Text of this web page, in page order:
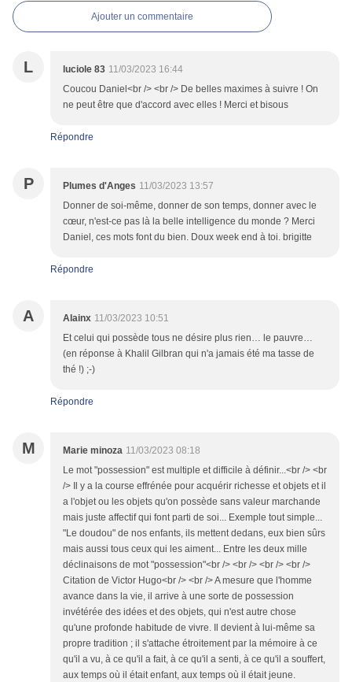
Ajouter un commentaire
L luciole 83 11/03/2023 16:44
Coucou Daniel<br /> <br /> De belles maximes à suivre ! On
ne peut être que d'accord avec elles ! Merci et bisous
Répondre
P Plumes d'Anges 11/03/2023 13:57
Donner de soi-même, donner de son temps, donner avec le
cœur, n'est-ce pas là la belle intelligence du monde ? Merci
Daniel, ces mots font du bien. Doux week end à toi. brigitte
Répondre
A Alainx 11/03/2023 10:51
Et celui qui possède tous ne désire plus rien… le pauvre…
(en réponse à Khalil Gilbran qui n'a jamais été ma tasse de
thé !) ;-)
Répondre
M Marie minoza 11/03/2023 08:18
Le mot "possession" est multiple et difficile à définir...<br /> <br
/> Il y a la course effrénée pour acquérir richesse et objets et il
a l'objet ou les objets qu'on possède sans valeur marchande
mais juste affectif qui font parti de soi... Exemple tout simple...
"Le doudou" de nos enfants, ils mettent dedans, eux bien sûrs
mais aussi tous ceux qui les aiment... Entre les deux mille
déclinaisons de mot "possession"<br /> <br /> <br /> <br />
Citation de Victor Hugo<br /> <br /> A mesure que l'homme
avance dans la vie, il arrive à une sorte de possession
invétérée des idées et des objets, qui n'est autre chose
qu'une profonde habitude de vivre. Il devient à lui-même sa
propre tradition ; il s'attache étroitement par la mémoire à ce
qu'il a vu, à ce qu'il a fait, à ce qu'il a senti, à ce qu'il a souffert,
aux temps où il était enfant, aux temps où il était jeune.